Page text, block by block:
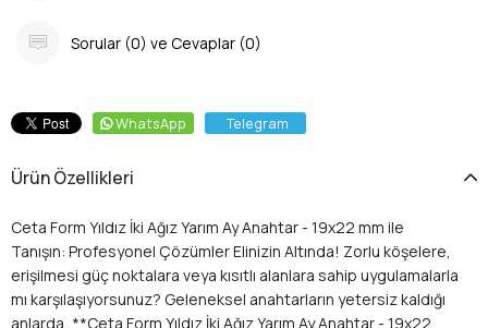
Sorular (0) ve Cevaplar (0)
WhatsApp Telegram
Ürün Özellikleri
Ceta Form Yıldız İki Ağız Yarım Ay Anahtar - 19x22 mm ile
Tanışın: Profesyonel Çözümler Elinizin Altında! Zorlu köşelere,
erişilmesi güç noktalara veya kısıtlı alanlara sahip uygulamalarla
mı karşılaşıyorsunuz? Geleneksel anahtarların yetersiz kaldığı
anlarda, **Ceta Form Yıldız İki Ağız Yarım Ay Anahtar - 19x22